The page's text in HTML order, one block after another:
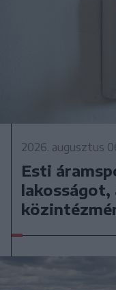
2026. augusztus
Esti
lakosságot,